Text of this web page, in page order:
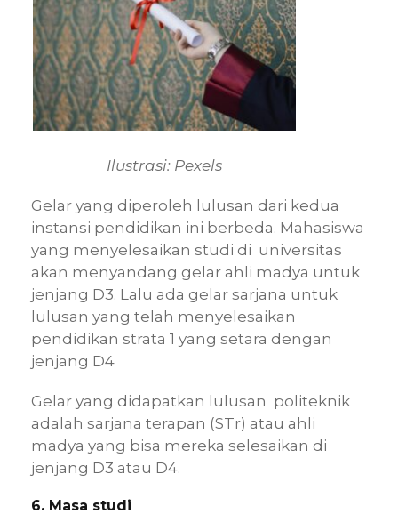
Ilustrasi: Pexels
Gelar yang diperoleh lulusan dari kedua
instansi pendidikan ini berbeda. Mahasiswa
yang menyelesaikan studi di universitas
akan menyandang gelar ahli madya untuk
jenjang D3. Lalu ada gelar sarjana untuk
lulusan yang telah menyelesaikan
pendidikan strata 1 yang setara dengan
jenjang D4
Gelar yang didapatkan lulusan politeknik
adalah sarjana terapan (STr) atau ahli
madya yang bisa mereka selesaikan di
jenjang D3 atau D4.
6. Masa studi